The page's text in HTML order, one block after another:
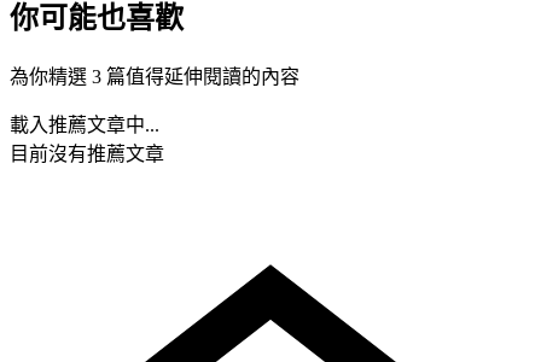
你可能也喜歡
為你精選 3 篇值得延伸閱讀的內容
載入推薦文章中...
目前沒有推薦文章